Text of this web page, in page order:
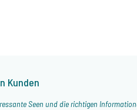
Kunden
Seen und die richtigen